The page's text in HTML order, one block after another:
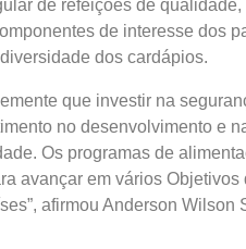
de refeições de
de interesse dos
dos cardápios.
que investir na
no desenvolvimento e
Os programas de
avançar em vários
afirmou Anderson Wilson